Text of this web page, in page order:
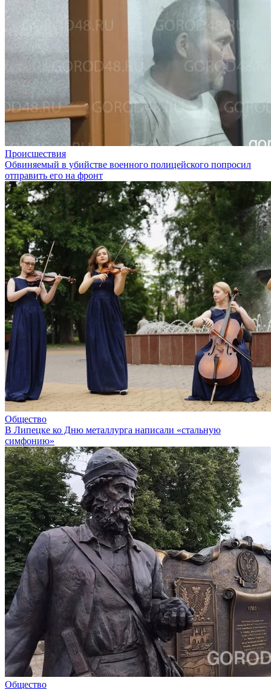
Происшествия
Обвиняемый в убийстве военного полицейского попросил
отправить его на фронт
Общество
В Липецке ко Дню металлурга написали «стальную
симфонию»
Общество